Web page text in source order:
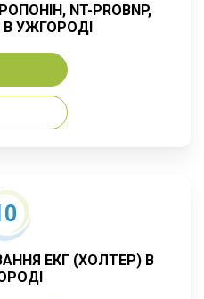
NT-PROBNP,
В УЖГОРОДІ
ЕКГ (ХОЛТЕР) В